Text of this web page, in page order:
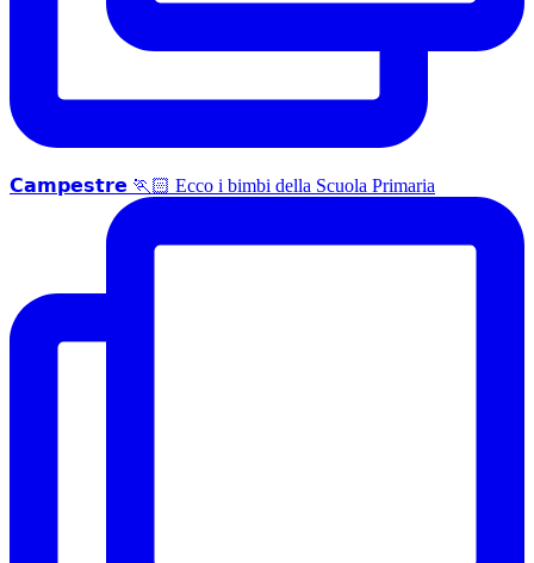
𝗖𝗮𝗺𝗽𝗲𝘀𝘁𝗿𝗲 🏃🏻 Ecco i bimbi della Scuola Primaria